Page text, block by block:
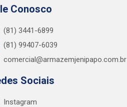
Conosco
(81) 3441-6899
(81) 99407-6039
comercial@armazemjenipapo.com.br
Sociais
Instagram